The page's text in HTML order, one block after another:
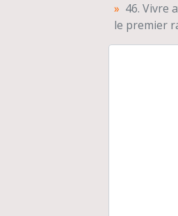
46. Vivre
le premier